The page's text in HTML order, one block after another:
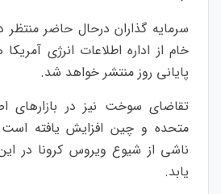
سرمایه گذاران درحال حاضر
خام از اداره اطلاعات انرژی
پایانی روز منتشر خواهد شد.
تقاضای سوخت نیز در بازارهای
متحده و چین افزایش یافته است
ناشی از شیوع ویروس کرونا در
یابد.